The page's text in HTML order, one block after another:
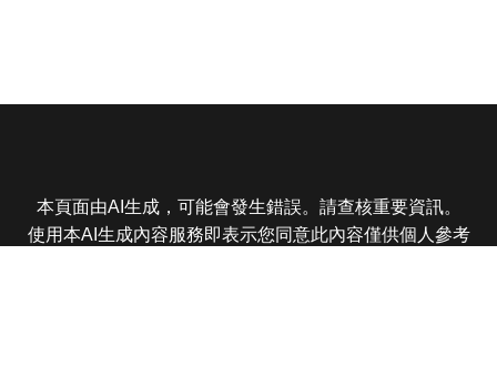
本頁面由AI生成，可能會發生錯誤。請查核重要資訊。
使用本AI生成內容服務即表示您同意此內容僅供個人參考